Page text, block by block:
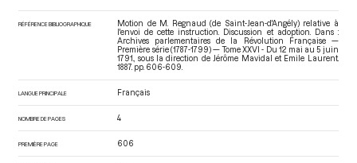
RÉFÉRENCE BIBLIOGRAPHIQUE
Motion de M. Regnaud (de Saint-Jean-d'Angély) relative à
l'envoi de cette instruction. Discussion et adoption. Dans :
Archives parlementaires de la Révolution Française —
Première série (1787-1799) — Tome XXVI - Du 12 mai au 5 juin
1791.
, sous la direction de Jérôme Mavidal et Emile Laurent.
1887. pp. 606-609.
LANGUE PRINCIPALE Français
NOMBRE DE PAGES 4
PREMIÈRE PAGE 606